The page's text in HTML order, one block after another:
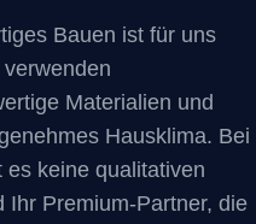
Bauen ist für uns
Materialien und
Hausklima. Bei
keine qualitativen
Ihr Premium-Partner, die